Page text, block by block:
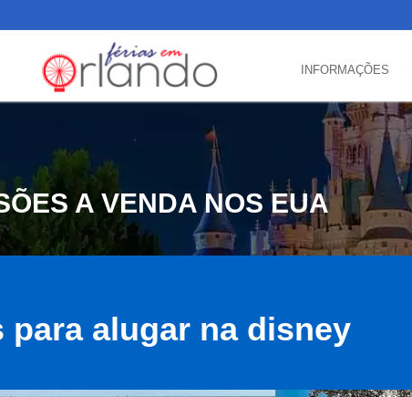
INFORMAÇÕES
A VENDA NOS EUA
para alugar na disney